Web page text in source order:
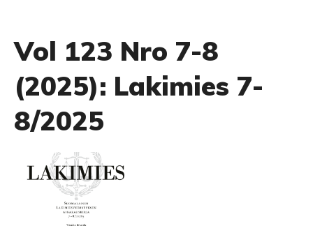
Vol 123 Nro 7-8
(2025): Lakimies 7-
8/2025